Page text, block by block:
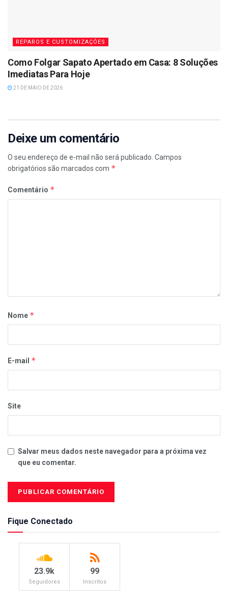
REPAROS E CUSTOMIZAÇÕES
Como Folgar Sapato Apertado em Casa: 8 Soluções
Imediatas Para Hoje
21 DE MAIO DE 2026
Deixe um comentário
O seu endereço de e-mail não será publicado. Campos
obrigatórios são marcados com *
Comentário *
Nome *
E-mail *
Site
Salvar meus dados neste navegador para a próxima vez
que eu comentar.
Fique Conectado
23.9k
Seguidores
99
Inscritos